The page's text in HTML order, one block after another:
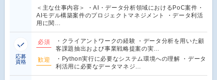
＜主な仕事内容＞ ・AI・データ分析領域におけるPoC案件・
AIモデル構築案件のプロジェクトマネジメント ・データ利活
用に関…
応募
資格
必須
・クライアントワークの経験 ・データ分析を用いた顧
客課題抽出および事業戦略提案の実…
歓迎
・Python実行に必要なシステム環境への理解 ・データ
利活用に必要なデータマネジ…